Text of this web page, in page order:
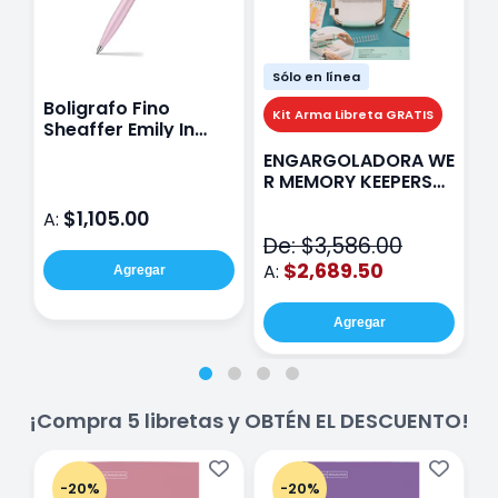
Boligrafo Fino
Sheaffer Emily In
A: $1,105.00
Agregar
Sólo en línea
Kit Arma Libreta GRATIS
ENGARGOLADORA WE
R MEMORY KEEPERS
De: $3,586.00
A: $2,689.50
Agregar
¡Compra 5 libretas y OBTÉN EL DESCUENTO!
-20% -20%